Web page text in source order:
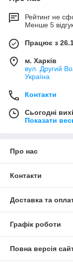
Рейтинг не
Менше 5
Працює з
м. Харків
вул. Другий
Україна
Контакти
Сьогодні
Показати
Про нас
Контакти
Доставка та
Графік роботи
Повна версія